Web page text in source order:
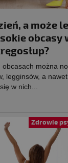
a może
obcasy
obcasach można
legginsów, a
w nich...
Zdrowie